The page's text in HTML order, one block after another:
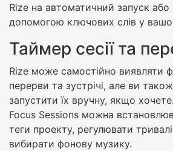
Rize на автоматичний запуск або
допомогою ключових слів у
Таймер сесії та
Rize може самостійно виявляти
перерви та зустрічі, але ви
запустити їх вручну, якщо
Focus Sessions можна
теги проекту, регулювати
вибирати фонову музику.